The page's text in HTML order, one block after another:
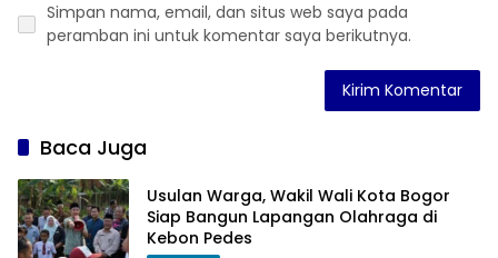
Simpan nama, email, dan situs web saya pada
peramban ini untuk komentar saya berikutnya.
Baca Juga
Usulan Warga, Wakil Wali Kota Bogor
Siap Bangun Lapangan Olahraga di
Kebon Pedes